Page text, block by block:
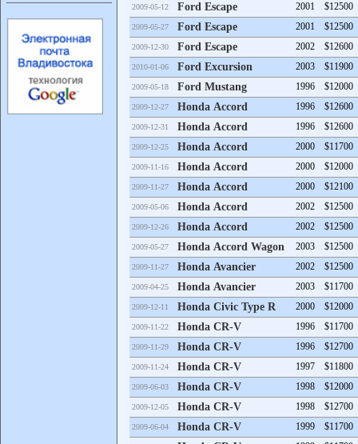
2009-05-12 Ford Escape 2001 $12500
2009-05-27 Ford Escape 2001 $12500
2009-12-30 Ford Escape 2002 $12600
2010-01-06 Ford Excursion 2003 $11900
2009-05-18 Ford Mustang 1996 $12000
2009-12-27 Honda Accord 1996 $12600
2009-12-31 Honda Accord 1996 $12600
2009-12-25 Honda Accord 2000 $11700
2009-11-16 Honda Accord 2000 $12000
2009-11-27 Honda Accord 2000 $12100
2009-05-06 Honda Accord 2002 $12500
2009-12-26 Honda Accord 2002 $12500
2009-05-27 Honda Accord Wagon 2003 $12500
2009-11-27 Honda Avancier 2002 $12500
2009-04-25 Honda Avancier 2003 $11700
2009-12-11 Honda Civic Type R 2000 $12000
2009-11-22 Honda CR-V 1996 $11700
2009-11-29 Honda CR-V 1996 $12700
2009-11-24 Honda CR-V 1997 $11800
2009-06-03 Honda CR-V 1998 $12000
2009-12-05 Honda CR-V 1998 $12700
2009-06-04 Honda CR-V 1999 $11700